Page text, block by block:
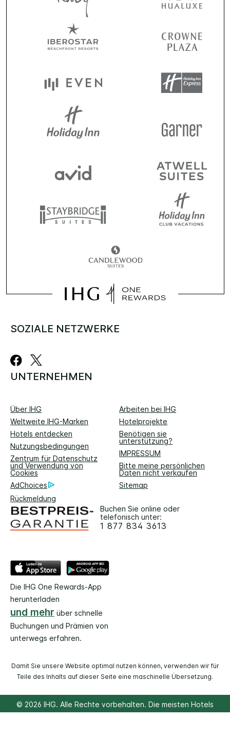
SOZIALE NETZWERKE
UNTERNEHMEN
Über IHG
Arbeiten bei IHG
Weltweite IHG-Marken
Hotelprojekte
Hotels entdecken
Benötigen sie
unterstützung?
Nutzungsbedingungen
IMPRESSUM
Zentrum für Datenschutz
und Verwendung von
Cookies
Bitte meine persönlichen
Daten nicht verkaufen
AdChoices
Sitemap
Rückmeldung
Buchen Sie online oder
telefonisch unter:
1 877 834 3613
Die IHG One Rewards-App
herunterladen
und mehr über schnelle
Buchungen und Prämien von
unterwegs erfahren.
Damit Sie unsere Website optimal nutzen können, verwenden wir für
Teile des Inhalts auf dieser Seite eine maschinelle Übersetzung.
© 2026 IHG. Alle Rechte vorbehalten. Die meisten Hotels
befinden sich im Einzelbesitz und werden unabhängig